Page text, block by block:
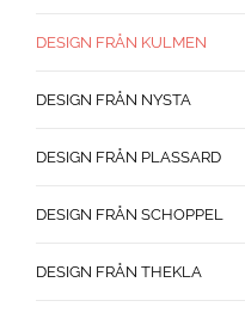
DESIGN FRÅN KULMEN
DESIGN FRÅN NYSTA
DESIGN FRÅN PLASSARD
DESIGN FRÅN SCHOPPEL
DESIGN FRÅN THEKLA